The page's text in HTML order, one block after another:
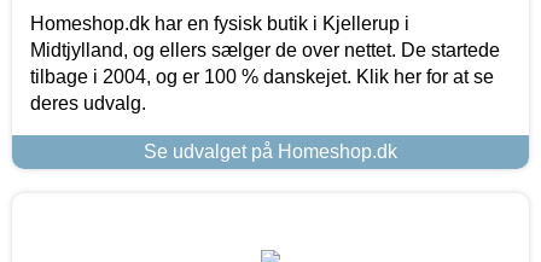
Homeshop.dk har en fysisk butik i Kjellerup i
Midtjylland, og ellers sælger de over nettet. De startede
tilbage i 2004, og er 100 % danskejet. Klik her for at se
deres udvalg.
Se udvalget på Homeshop.dk